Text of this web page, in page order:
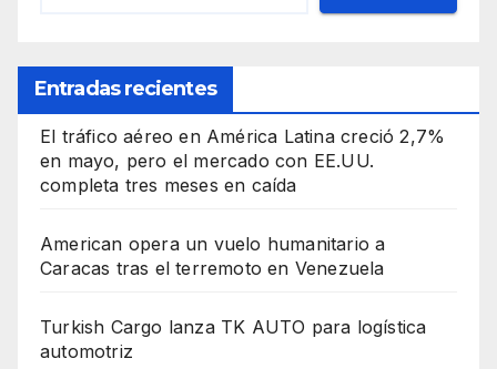
Entradas recientes
El tráfico aéreo en América Latina creció 2,7%
en mayo, pero el mercado con EE.UU.
completa tres meses en caída
American opera un vuelo humanitario a
Caracas tras el terremoto en Venezuela
Turkish Cargo lanza TK AUTO para logística
automotriz